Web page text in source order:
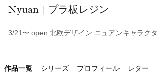
Nyuan | プラ板レジン
3/21〜 open 北欧デザイン.ニュアンキャラク
作品一覧 シリーズ プロフィール レター